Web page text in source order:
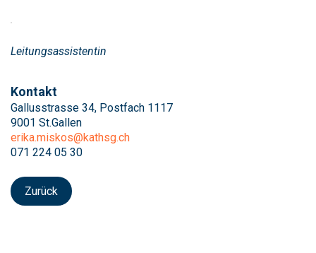
Leitungsassistentin
Kontakt
Gallusstrasse 34, Postfach 1117
9001 St.Gallen
erika.miskos@kathsg.ch
071 224 05 30
Zurück